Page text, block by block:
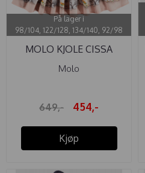
På lager i
98/104, 122/128, 134/140, 92/98
MOLO KJOLE CISSA
PHOTOBOOTH
Molo
649,- 454,-
Kjøp